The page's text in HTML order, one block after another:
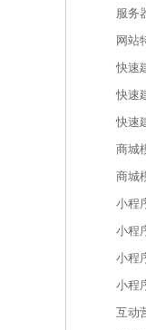
服务
网站
快速
快速
快速
商城
商城
小程
小程
小程
小程
互动